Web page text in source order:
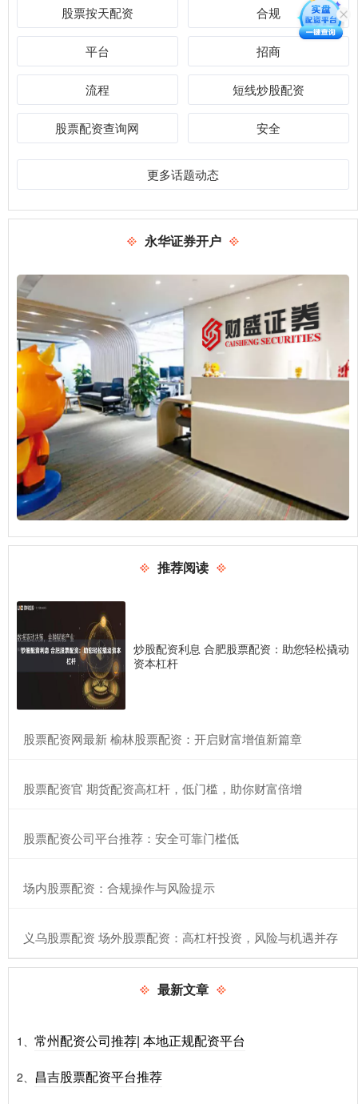
股票按天配资 合规
平台 招商
流程 短线炒股配资
股票配资查询网 安全
更多话题动态
永华证券开户
推荐阅读
炒股配资利息 合肥股票配资：助您轻松撬动
资本杠杆
​股票配资网最新 榆林股票配资：开启财富增值新篇章
​股票配资官 期货配资高杠杆，低门槛，助你财富倍增
​股票配资公司平台推荐：安全可靠门槛低
​场内股票配资：合规操作与风险提示
​义乌股票配资 场外股票配资：高杠杆投资，风险与机遇并存
最新文章
1、 常州配资公司推荐| 本地正规配资平台
2、 昌吉股票配资平台推荐